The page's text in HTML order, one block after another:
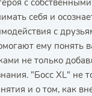
с
себя и
с
ему понять
не только
"Босс XL" не
и о том, как